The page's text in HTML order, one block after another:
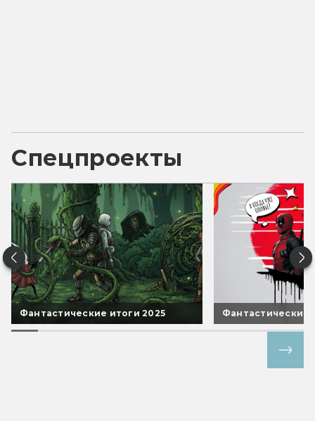
Спецпроекты
Фантастические итоги 2025 Фантастические